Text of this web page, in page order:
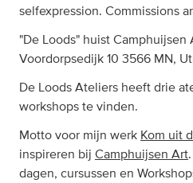
selfexpression. Commissions
"De Loods" huist Camphuijsen
Voordorpsedijk 10 3566 MN,
De Loods Ateliers heeft drie
workshops te vinden.
Motto voor mijn werk Kom uit
inspireren bij Camphuijsen Art
dagen, cursussen en